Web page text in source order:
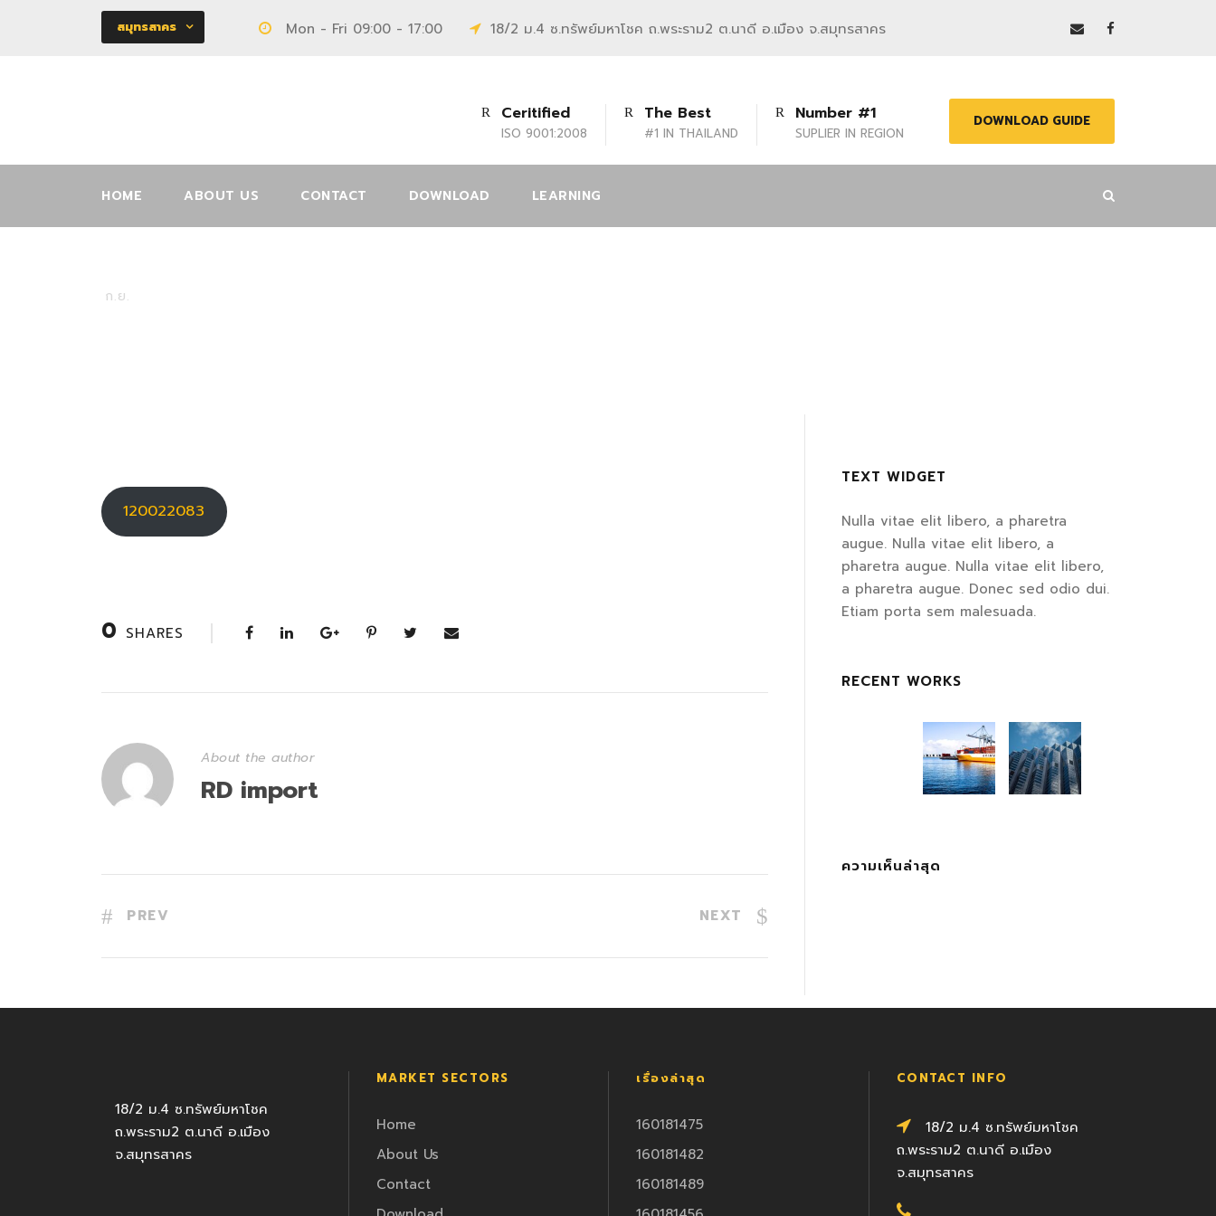
สมุทรสาคร Mon - Fri 09:00 - 17:00 18/2 ม.4 ซ.ทรัพย์มหาโชค ถ.พระราม2 ต.นาดี อ.เมือง จ.สมุทรสาคร
Ceritified
ISO 9001:2008
The Best
#1 IN THAILAND
Number #1
SUPLIER IN REGION
DOWNLOAD GUIDE
HOME ABOUT US CONTACT DOWNLOAD LEARNING
ก.ย.
120022083
0 SHARES
About the author
RD import
PREV NEXT
TEXT WIDGET
Nulla vitae elit libero, a pharetra
augue. Nulla vitae elit libero, a
pharetra augue. Nulla vitae elit libero,
a pharetra augue. Donec sed odio dui.
Etiam porta sem malesuada.
RECENT WORKS
ความเห็นล่าสุด
18/2 ม.4 ซ.ทรัพย์มหาโชค
ถ.พระราม2 ต.นาดี อ.เมือง
จ.สมุทรสาคร
MARKET SECTORS
Home
About Us
Contact
เรื่องล่าสุด
160181475
160181482
160181489
CONTACT INFO
18/2 ม.4 ซ.ทรัพย์มหาโชค
ถ.พระราม2 ต.นาดี อ.เมือง
จ.สมุทรสาคร